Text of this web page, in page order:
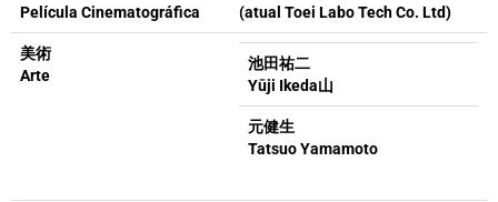
Película Cinematográfica
(atual Toei Labo Tech Co. Ltd)
美術
Arte
池田祐二
Yūji Ikeda山
元健生
Tatsuo Yamamoto